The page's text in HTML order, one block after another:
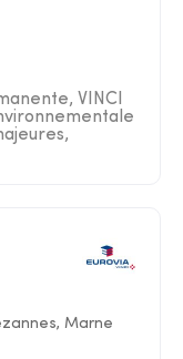
VINCI
Marne